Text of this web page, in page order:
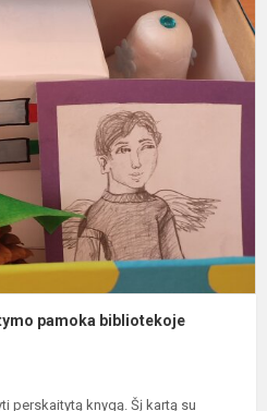
pamoka bibliotekoje
perskaitytą knygą. Šį kartą su